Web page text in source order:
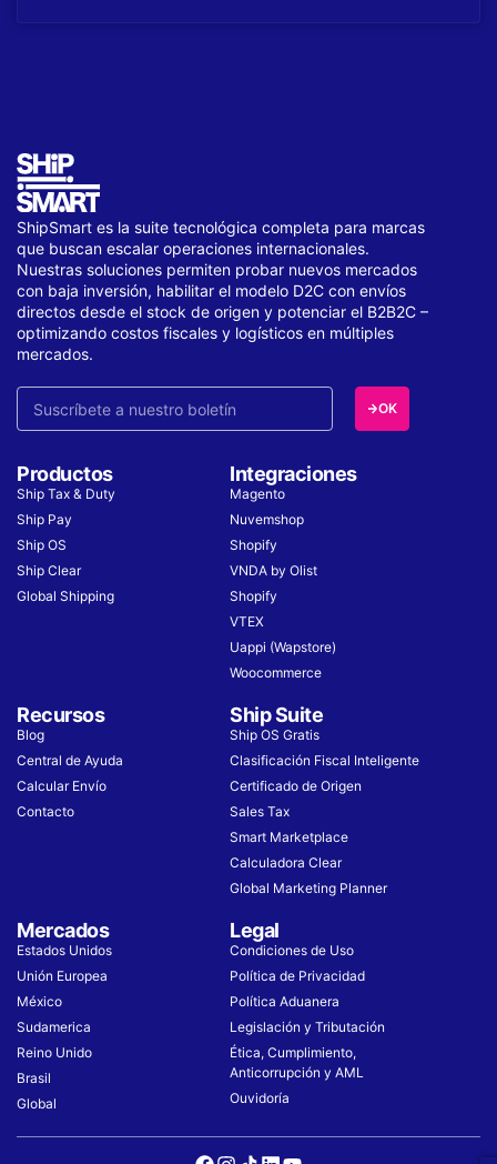
ShipSmart es la suite tecnológica completa para marcas
que buscan escalar operaciones internacionales.
Nuestras soluciones permiten probar nuevos mercados
con baja inversión, habilitar el modelo D2C con envíos
directos desde el stock de origen y potenciar el B2B2C –
optimizando costos fiscales y logísticos en múltiples
mercados.
OK
Productos
Ship Tax & Duty
Ship Pay
Ship OS
Ship Clear
Global Shipping
Integraciones
Magento
Nuvemshop
Shopify
VNDA by Olist
Shopify
VTEX
Uappi (Wapstore)
Woocommerce
Recursos
Blog
Central de Ayuda
Calcular Envío
Contacto
Ship Suite
Ship OS Gratis
Clasificación Fiscal Inteligente
Certificado de Origen
Sales Tax
Smart Marketplace
Calculadora Clear
Global Marketing Planner
Mercados
Estados Unidos
Unión Europea
México
Sudamerica
Reino Unido
Brasil
Global
Legal
Condiciones de Uso​
Política de Privacidad
Política Aduanera
Legislación y Tributación
Ética, Cumplimiento,
Anticorrupción y AML
Ouvidoría